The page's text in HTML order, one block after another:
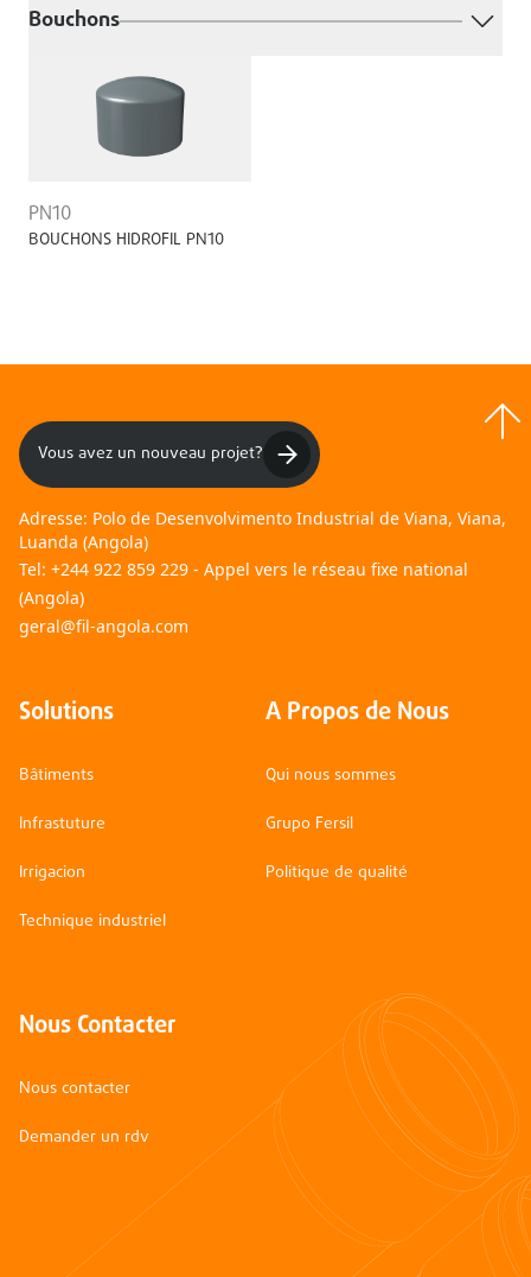
Bouchons
PN10
BOUCHONS HIDROFIL PN10
Vous avez un nouveau projet?
Adresse: Polo de Desenvolvimento Industrial de Viana, Viana,
Luanda (Angola)
Tel: +244 922 859 229 - Appel vers le réseau fixe national
(Angola)
geral@fil-angola.com
Solutions
Bâtiments
Infrastuture
Irrigacion
Technique industriel
A Propos de Nous
Qui nous sommes
Grupo Fersil
Politique de qualité
Nous Contacter
Nous contacter
Demander un rdv